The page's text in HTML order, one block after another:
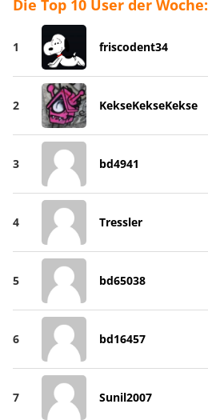
Die Top 10 User der Woche:
1 friscodent34
2 KekseKekseKekse
3 bd4941
4 Tressler
5 bd65038
6 bd16457
7 Sunil2007